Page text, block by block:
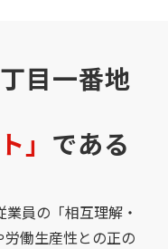
目一番地
」 である
員の「相互理解・
働生産性との正の